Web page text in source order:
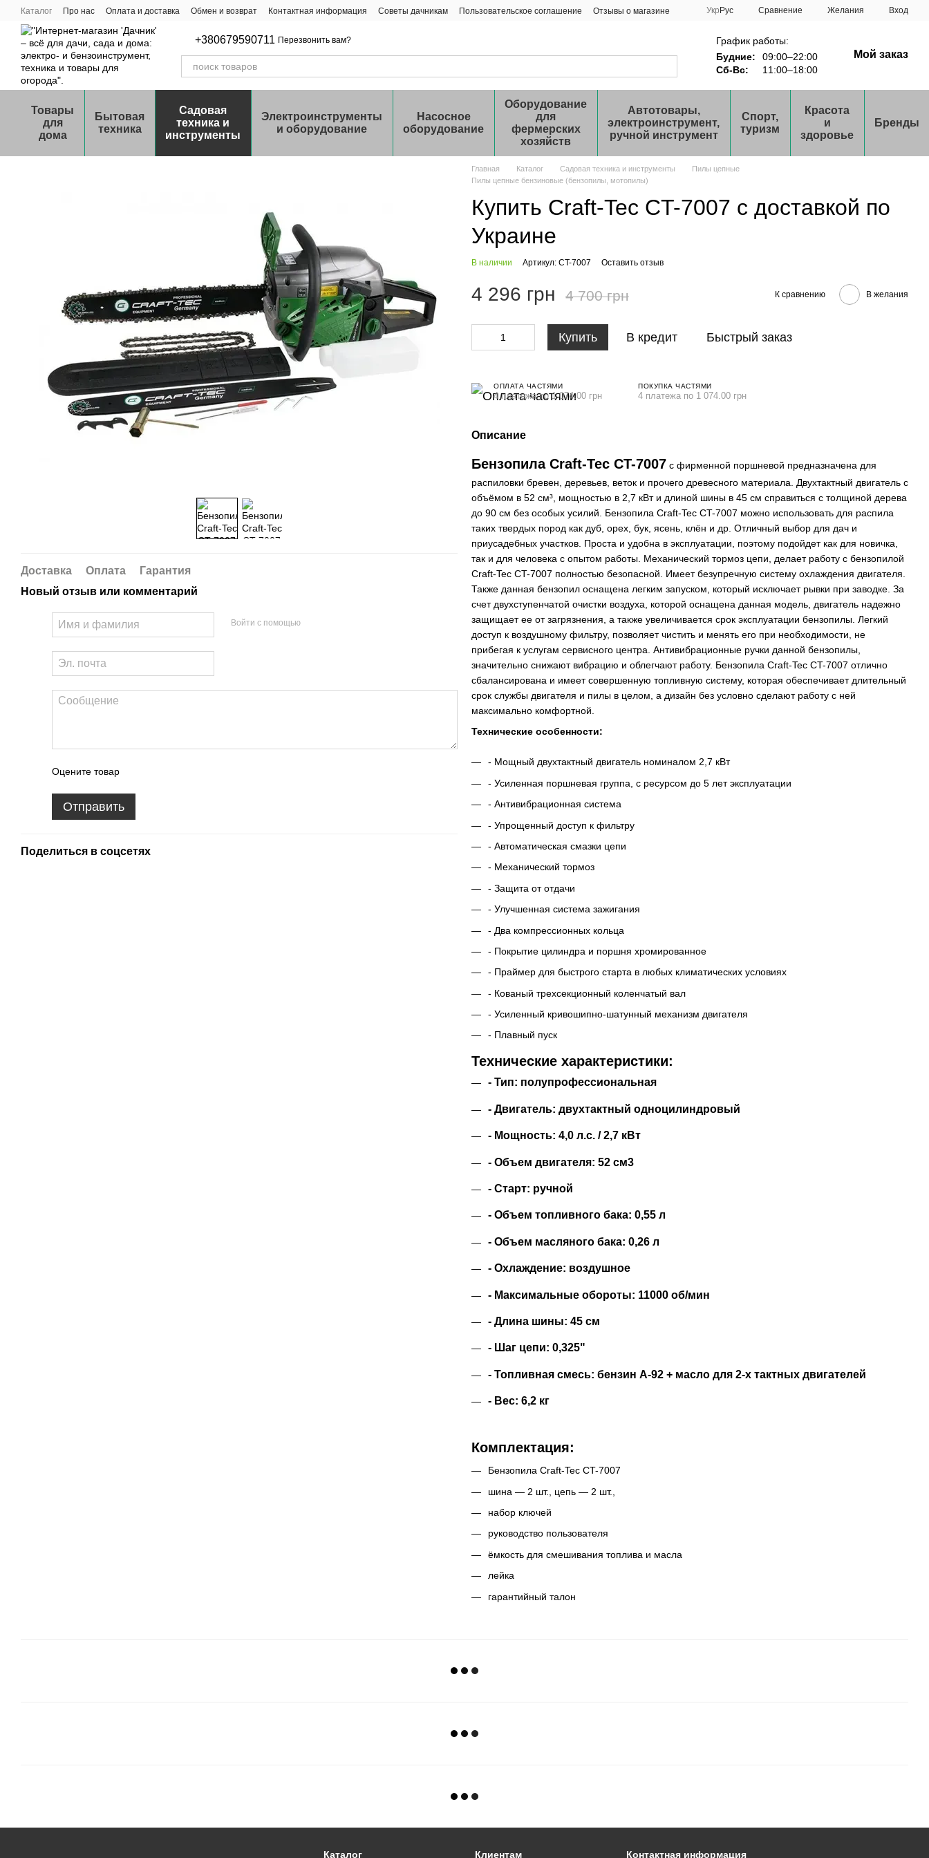
Перейти к основному контенту
Каталог Про нас Оплата и доставка Обмен и возврат Контактная информация Советы дачникам Пользовательское соглашение Отзывы о магазине Укр Рус Сравнение Желания Вход
+380679590711 Перезвонить вам?
График работы:
Будние:
09:00–22:00
Сб-Вс:
11:00–18:00
Мой заказ
Товары
для
дома
Бытовая
техника
Садовая
техника и
инструменты
Электроинструменты
и оборудование
Насосное
оборудование
Оборудование
для
фермерских
хозяйств
Автотовары,
электроинструмент,
ручной инструмент
Спорт,
туризм
Красота
и
здоровье
Бренды
Доставка Оплата
Гарантия
Новый отзыв или комментарий
Войти с помощью
Оцените товар
Отправить
Поделиться в соцсетях
Главная Каталог Садовая техника и инструменты
Пилы цепные
Пилы цепные бензиновые (бензопилы, мотопилы)
Купить Craft-Tec CT-7007 с доставкой по
Украине
В наличии Артикул: CT-7007 Оставить отзыв
4 296 грн 4 700 грн К сравнению В желания
Купить В кредит Быстрый заказ
ОПЛАТА ЧАСТЯМИ
4 платежа по 1 074.00 грн
ПОКУПКА ЧАСТЯМИ
4 платежа по 1 074.00 грн
Описание
Бензопила Craft-Tec CT-7007 c фирменной поршневой предназначена для
распиловки бревен, деревьев, веток и прочего древесного материала. Двухтактный двигатель с
объёмом в 52 см³, мощностью в 2,7 кВт и длиной шины в 45 см справиться с толщиной дерева
до 90 см без особых усилий. Бензопила Craft-Tec CT-7007 можно использовать для распила
таких твердых пород как дуб, орех, бук, ясень, клён и др. Отличный выбор для дач и
приусадебных участков. Проста и удобна в эксплуатации, поэтому подойдет как для новичка,
так и для человека с опытом работы. Механический тормоз цепи, делает работу с бензопилой
Craft-Tec CT-7007 полностью безопасной. Имеет безупречную систему охлаждения двигателя.
Также данная бензопил оснащена легким запуском, который исключает рывки при заводке. За
счет двухступенчатой очистки воздуха, которой оснащена данная модель, двигатель надежно
защищает ее от загрязнения, а также увеличивается срок эксплуатации бензопилы. Легкий
доступ к воздушному фильтру, позволяет чистить и менять его при необходимости, не
прибегая к услугам сервисного центра. Антивибрационные ручки данной бензопилы,
значительно снижают вибрацию и облегчают работу. Бензопила Craft-Tec CT-7007 отлично
сбалансирована и имеет совершенную топливную систему, которая обеспечивает длительный
срок службы двигателя и пилы в целом, а дизайн без условно сделают работу с ней
максимально комфортной.
Технические особенности:
- Мощный двухтактный двигатель номиналом 2,7 кВт
- Усиленная поршневая группа, с ресурсом до 5 лет эксплуатации
- Антивибрационная система
- Упрощенный доступ к фильтру
- Автоматическая смазки цепи
- Механический тормоз
- Защита от отдачи
- Улучшенная система зажигания
- Два компрессионных кольца
- Покрытие цилиндра и поршня хромированное
- Праймер для быстрого старта в любых климатических условиях
- Кованый трехсекционный коленчатый вал
- Усиленный кривошипно-шатунный механизм двигателя
- Плавный пуск
Технические характеристики:
- Тип: полупрофессиональная
- Двигатель: двухтактный одноцилиндровый
- Мощность: 4,0 л.с. / 2,7 кВт
- Объем двигателя: 52 см3
- Старт: ручной
- Объем топливного бака: 0,55 л
- Объем масляного бака: 0,26 л
- Охлаждение: воздушное
- Максимальные обороты: 11000 об/мин
- Длина шины: 45 см
- Шаг цепи: 0,325"
- Топливная смесь: бензин А-92 + масло для 2-х тактных двигателей
- Вес: 6,2 кг
Комплектация:
Бензопила Craft-Tec CT-7007
шина ― 2 шт., цепь ― 2 шт.,
набор ключей
руководство пользователя
ёмкость для смешивания топлива и масла
лейка
гарантийный талон
Каталог Клиентам Контактная информация